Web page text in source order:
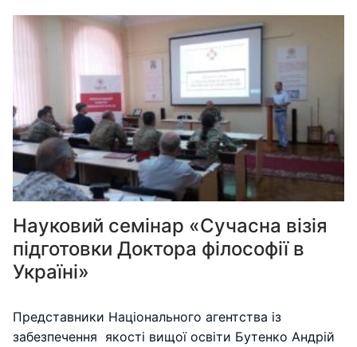
Науковий семінар «Сучасна візія
підготовки Доктора філософії в
Україні»
Представники Національного агентства із
забезпечення якості вищої освіти Бутенко Андрій